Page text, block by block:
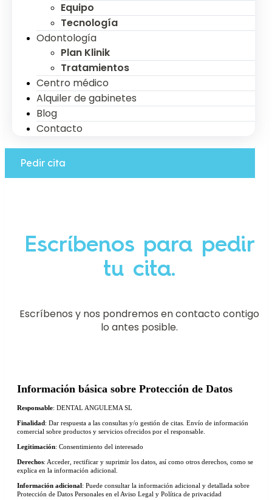
Equipo
Tecnología
Odontología
Plan Klinik
Tratamientos
Centro médico
Alquiler de gabinetes
Blog
Contacto
Pedir cita
Escríbenos para pedir
tu cita.
Escríbenos y nos pondremos en contacto contigo
lo antes posible.
Información básica sobre Protección de Datos
Responsable: DENTAL ANGULEMA SL
Finalidad: Dar respuesta a las consultas y/o gestión de citas. Envío de información
comercial sobre productos y servicios ofrecidos por el responsable.
Legitimación: Consentimiento del interesado
Derechos: Acceder, rectificar y suprimir los datos, así como otros derechos, como se
explica en la información adicional.
Información adicional: Puede consultar la información adicional y detallada sobre
Protección de Datos Personales en el Aviso Legal y Política de privacidad